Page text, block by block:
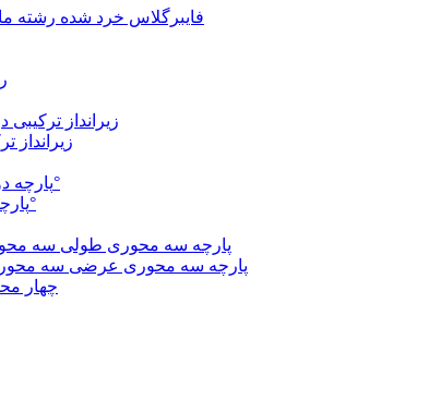
فایبرگلاس خرد شده رشته
زیرانداز
زیرانداز
پارچه دو محوره +45°-45°
پارچه دو محوره 0°90°
پارچه سه محوری طولی سه محوری
پارچه سه محوری عرضی سه محوری
چهار محوری (0°/